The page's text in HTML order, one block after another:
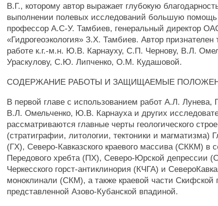
В.Г., которому автор выражает глубокую
выполнении полевых исследований большую помощь
профессор А.С-У. Тамбиев, генеральный директор
«Гидрогеоэкология» З.Х. Тамбиев. Автор признателен
работе к.г.-м.н. Ю.В. Карнауху, С.П. Чернову, В.Л.
Ураскулову, С.Ю. Липченко, О.М. Кудашовой.
СОДЕРЖАНИЕ РАБОТЫ И ЗАЩИЩАЕМЫЕ
В первой главе с использованием работ А.Л. Лунева,
В.Л. Омельченко, Ю.В. Карнауха и других
рассматриваются главные черты геологического
(стратиграфии, литологии, тектоники и магматизма)
(ГХ), Северо-Кавказского краевого массива (СККМ) в
Передового хребта (ПХ), Северо-Юрской депрессии
Черкесского горст-антиклинория (КЧГА) и
моноклинали (СКМ), а также краевой части
представленной Азово-Кубанской впадиной.